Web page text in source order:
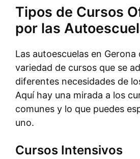
Tipos de Cursos
por las
Las autoescuelas en
variedad de cursos que se
diferentes necesidades de
Aquí hay una mirada a los
comunes y lo que puedes
uno.
Cursos Intensivos